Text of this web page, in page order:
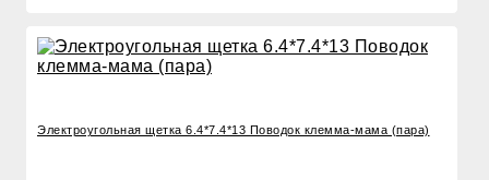
Электроугольная щетка 6.4*7.4*13 Поводок клемма-мама (пара)